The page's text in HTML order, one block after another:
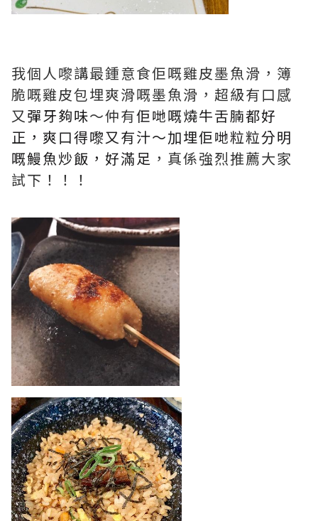
我個人嚟講最鍾意食佢嘅雞皮墨魚滑，簿
脆嘅雞皮包埋爽滑嘅墨魚滑，超級有口感
又彈牙夠味～仲有佢哋嘅燒牛舌腩都好
正，爽口得嚟又有汁～加埋佢哋粒粒分明
嘅鰻魚炒飯，好滿足 ，真係強烈推薦大家
試下！！！